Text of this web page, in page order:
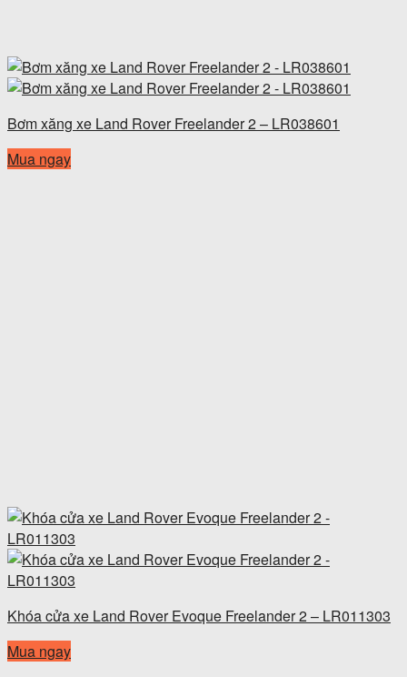
Bơm xăng xe Land Rover Freelander 2 – LR038601
Mua ngay
Khóa cửa xe Land Rover Evoque Freelander 2 – LR011303
Mua ngay